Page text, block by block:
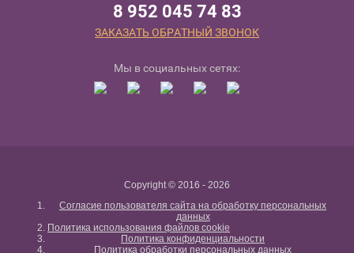
8 952 045 74 83
ЗАКАЗАТЬ ОБРАТНЫЙ ЗВОНОК
Мы в социальных сетях:
Copyright © 2016 - 2026
Согласие пользователя сайта на обработку персональных
данных
Политика использования файлов cookie
Политика конфиденциальности
Политика обработки персональных данных